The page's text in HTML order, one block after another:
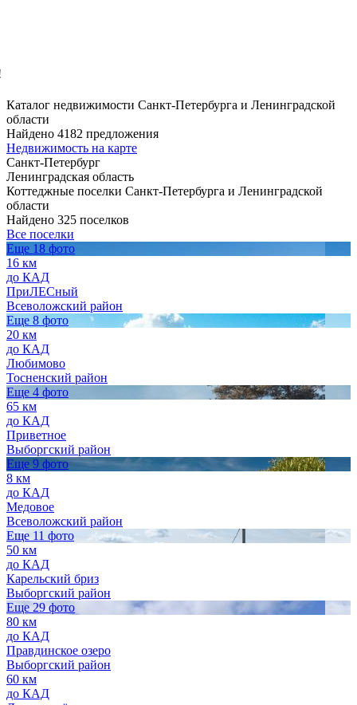
Каталог недвижимости Санкт-Петербурга и Ленинградской
области
Найдено 4182 предложения
Недвижимость на карте
Санкт-Петербург
Ленинградская область
Коттеджные поселки Санкт-Петербурга и Ленинградской
области
Найдено 325 поселков
Все поселки
Еще 18 фото
16 км
до КАД
ПриЛЕСный
Всеволожский район
Еще 8 фото
20 км
до КАД
Любимово
Тосненский район
Еще 4 фото
65 км
до КАД
Приветное
Выборгский район
Еще 9 фото
8 км
до КАД
Медовое
Всеволожский район
Еще 11 фото
50 км
до КАД
Карельский бриз
Выборгский район
Еще 29 фото
80 км
до КАД
Правдинское озеро
Выборгский район
60 км
до КАД